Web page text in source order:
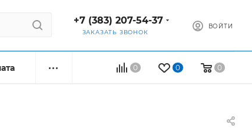
+7 (383) 207-54-37
ЗАКАЗАТЬ ЗВОНОК
ВОЙТИ
0 0 0